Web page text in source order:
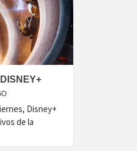
Disney+
de la